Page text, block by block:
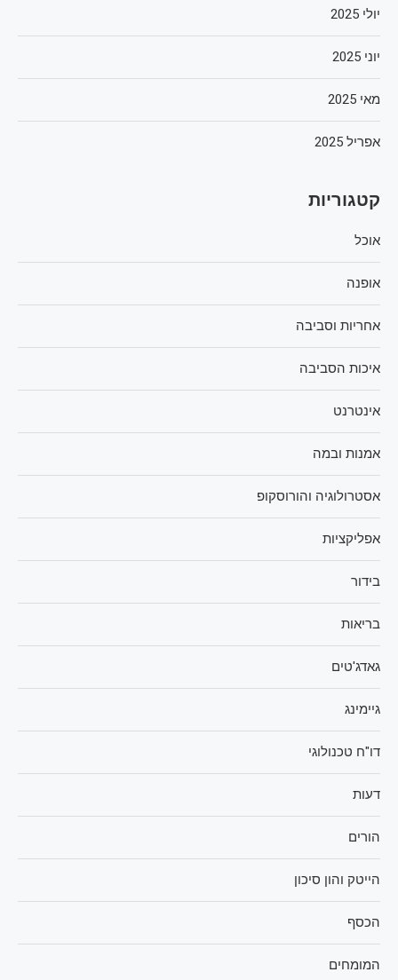
יולי 2025
יוני 2025
מאי 2025
אפריל 2025
קטגוריות
אוכל
אופנה
אחריות וסביבה
איכות הסביבה
אינטרנט
אמנות ובמה
אסטרולוגיה והורוסקופ
אפליקציות
בידור
בריאות
גאדג'טים
גיימינג
דו"ח טכנולוגי
דעות
הורים
הייטק והון סיכון
הכסף
המומחים